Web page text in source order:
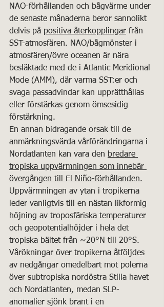
NAO-förhållanden och bågvärme under
de senaste månaderna beror sannolikt
delvis på positiva återkopplingar från
SST-atmosfären. NAO/bågmönster i
atmosfären/övre oceanen är nära
besläktade med de i Atlantic Meridional
Mode (AMM), där varma SST:er och
svaga passadvindar kan upprätthållas
eller förstärkas genom ömsesidig
förstärkning.
En annan bidragande orsak till de
anmärkningsvärda vårförändringarna i
Nordatlanten kan vara den bredare
tropiska uppvärmningen som innebär
övergången till El Niño-förhållanden.
Uppvärmningen av ytan i tropikerna
leder vanligtvis till en nästan likformig
höjning av troposfäriska temperaturer
och geopotentialhöjder i hela det
tropiska bältet från ~20°N till 20°S.
Vårökningar över tropikerna åtföljdes
av nedgångar omedelbart mot polerna
över subtropiska nordöstra Stilla havet
och Nordatlanten, medan SLP-
anomalier sjönk brant i en